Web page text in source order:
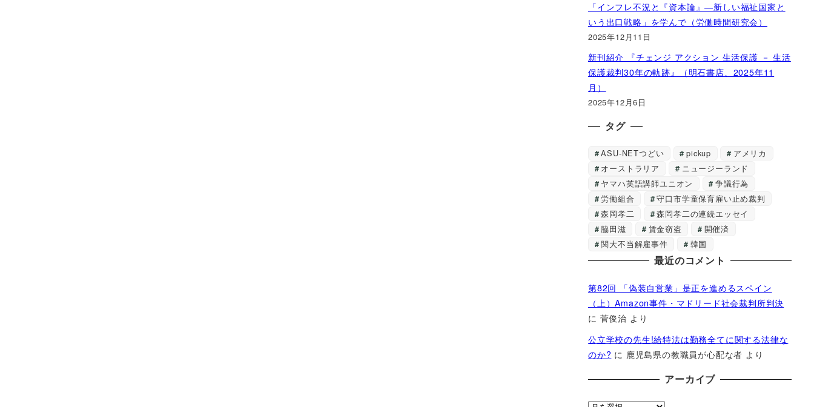
「インフレ不況と『資本論』―新しい福祉国家と
いう出口戦略」を学んで（労働時間研究会）
2025年12月11日
新刊紹介 『チェンジ アクション 生活保護 － 生活
保護裁判30年の軌跡』（明石書店、2025年11
月）
2025年12月6日
タグ
ASU-NETつどい pickup
アメリカ
オーストラリア
ニュージーランド
ヤマハ英語講師ユニオン
争議行為
労働組合
守口市学童保育雇い止め裁判
森岡孝二
森岡孝二の連続エッセイ
脇田滋
賃金窃盗
開催済
関大不当解雇事件
韓国
最近のコメント
第82回 「偽装自営業」是正を進めるスペイン
（上）Amazon事件・マドリード社会裁判所判決
に 菅俊治 より
公立学校の先生!給特法は勤務全てに関する法律な
のか? に 鹿児島県の教職員が心配な者 より
アーカイブ